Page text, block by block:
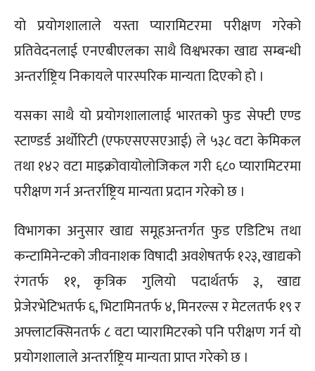
यो प्रयोगशालाले यस्ता प्यारामिटरमा परीक्षण गरेको
प्रतिवेदनलाई एनएबीएलका साथै विश्वभरका खाद्य सम्बन्धी
अन्तर्राष्ट्रिय निकायले पारस्परिक मान्यता दिएको हो ।
यसका साथै यो प्रयोगशालालाई भारतको फुड सेफ्टी एण्ड
स्टाण्डर्ड अर्थोरिटी (एफएसएसएआई) ले ५३८ वटा केमिकल
तथा १४२ वटा माइक्रोवायोलोजिकल गरी ६८० प्यारामिटरमा
परीक्षण गर्न अन्तर्राष्ट्रिय मान्यता प्रदान गरेको छ ।
विभागका अनुसार खाद्य समूहअन्तर्गत फुड एडिटिभ तथा
कन्टामिनेन्टको जीवनाशक विषादी अवशेषतर्फ १२३, खाद्यको
रंगतर्फ ११, कृत्रिक गुलियो पदार्थतर्फ ३, खाद्य
प्रेजेरभेटिभतर्फ ६, भिटामिनतर्फ ४, मिनरल्स र मेटलतर्फ १९ र
अफ्लाटक्सिनतर्फ ८ वटा प्यारामिटरको पनि परीक्षण गर्न यो
प्रयोगशालाले अन्तर्राष्ट्रिय मान्यता प्राप्त गरेको छ ।